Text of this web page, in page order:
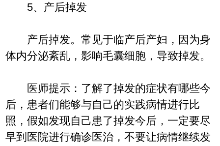
5、产后掉发
产后掉发。常见于临产后产妇，因为身
体内分泌紊乱，影响毛囊细胞，导致掉发。
医师提示：了解了掉发的症状有哪些今
后，患者们能够与自己的实践病情进行比
照，假如发现自己患了掉发今后，一定要尽
早到医院进行确诊医治，不要让病情继续发